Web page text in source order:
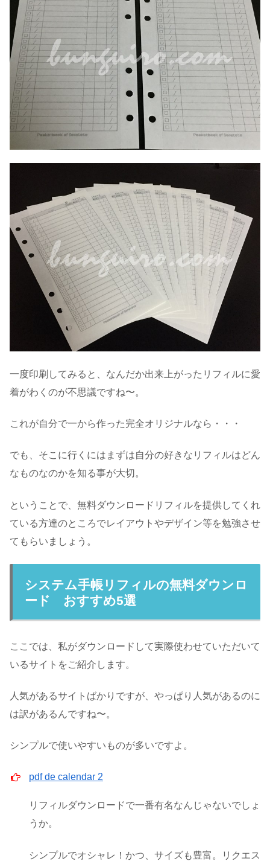
一度印刷してみると、なんだか出来上がったリフィルに愛
着がわくのが不思議ですね〜。
これが自分で一から作った完全オリジナルなら・・・
でも、そこに行くにはまずは自分の好きなリフィルはどん
なものなのかを知る事が大切。
ということで、無料ダウンロードリフィルを提供してくれ
ている方達のところでレイアウトやデザイン等を勉強させ
てもらいましょう。
システム手帳リフィルの無料ダウンロ
ード おすすめ5選
ここでは、私がダウンロードして実際使わせていただいて
いるサイトをご紹介します。
人気があるサイトばかりですが、やっぱり人気があるのに
は訳があるんですね〜。
シンプルで使いやすいものが多いですよ。
pdf de calendar 2
リフィルダウンロードで一番有名なんじゃないでしょ
うか。
シンプルでオシャレ！かつ、サイズも豊富。リクエス